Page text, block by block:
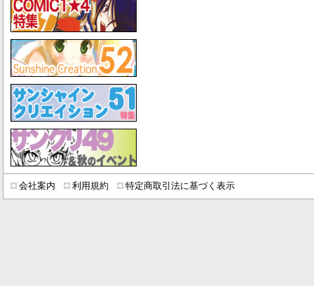
会社案内 利用規約 特定商取引法に基づく表示